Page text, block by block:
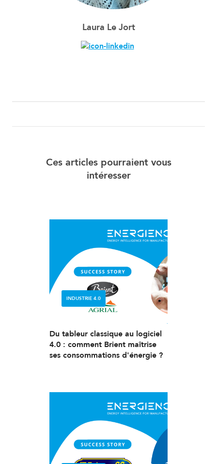
Laura Le Jort
Ces articles pourraient vous
intéresser
INDUSTRIE 4.0
Du tableur classique au logiciel
4.0 : comment Brient maîtrise
ses consommations d'énergie ?